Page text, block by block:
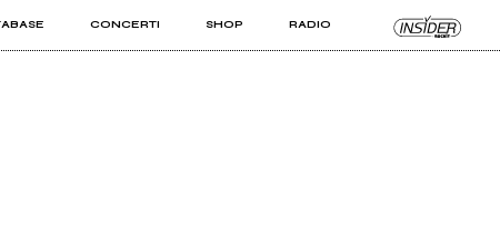
CONCERTI SHOP RADIO
PRO